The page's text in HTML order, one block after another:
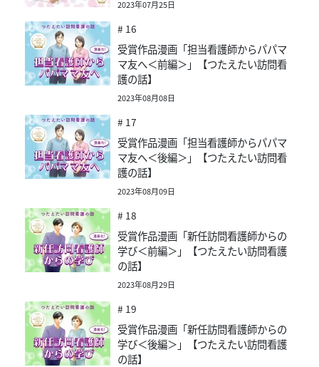
2023年07月25日
# 16
受賞作品漫画「担当看護師からパパマ
マ友へ＜前編＞」【つたえたい訪問看
護の話】
2023年08月08日
# 17
受賞作品漫画「担当看護師からパパマ
マ友へ＜後編＞」【つたえたい訪問看
護の話】
2023年08月09日
# 18
受賞作品漫画「新任訪問看護師からの
学び＜前編＞」【つたえたい訪問看護
の話】
2023年08月29日
# 19
受賞作品漫画「新任訪問看護師からの
学び＜後編＞」【つたえたい訪問看護
の話】